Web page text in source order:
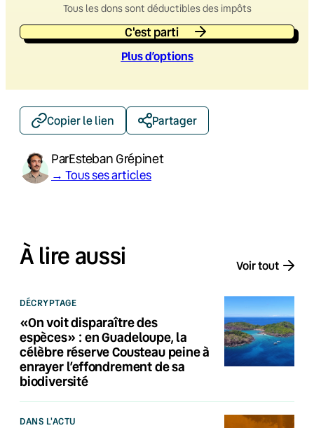
Tous les dons sont déductibles des impôts
C'est parti
Plus d’options
Copier le lien Partager
ParEsteban Grépinet
→ Tous ses articles
À lire aussi Voir tout
DÉCRYPTAGE
«On voit disparaître des
espèces» : en Guadeloupe, la
célèbre réserve Cousteau peine à
enrayer l’effondrement de sa
biodiversité
DANS L'ACTU